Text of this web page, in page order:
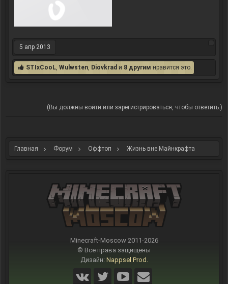
5 апр 2013
STIxCooL, Wulwsten, Diovkrad и 8 другим нравится это.
(Вы должны войти или зарегистрироваться, чтобы ответить.)
Главная Форум Оффтоп Жизнь вне Майнкрафта
Minecraft-Moscow 2011-2026
© Все права защищены
Дизайн: Nappsel Prod.